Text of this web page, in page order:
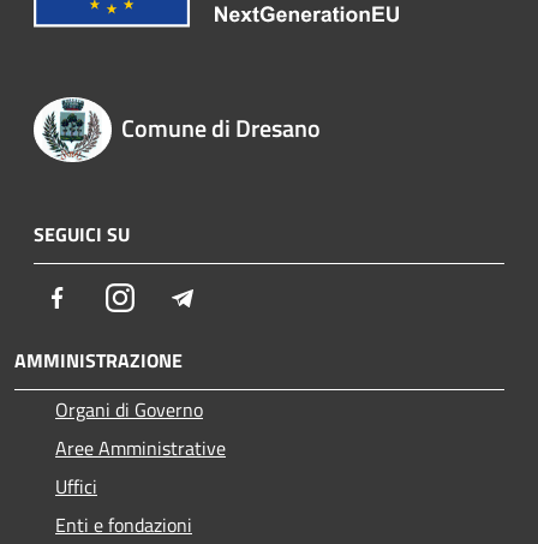
Comune di Dresano
SEGUICI SU
FacebookInstagram
AMMINISTRAZIONE
Organi di Governo
Aree Amministrative
Uffici
Enti e fondazioni